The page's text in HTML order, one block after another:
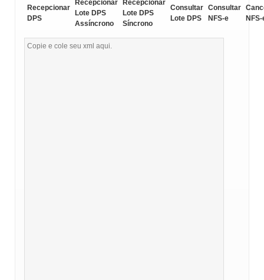
Recepcionar
DPS
Recepcionar
Lote DPS
Assíncrono
Recepcionar
Lote DPS
Síncrono
Consultar
Lote DPS
Consultar
NFS-e
NFS-